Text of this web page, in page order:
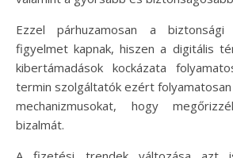
Ezzel párhuzamosan a
figyelmet kapnak, hiszen a digitális
kibertámadások kockázata
termin szolgáltatók ezért
mechanizmusokat, hogy
bizalmát.